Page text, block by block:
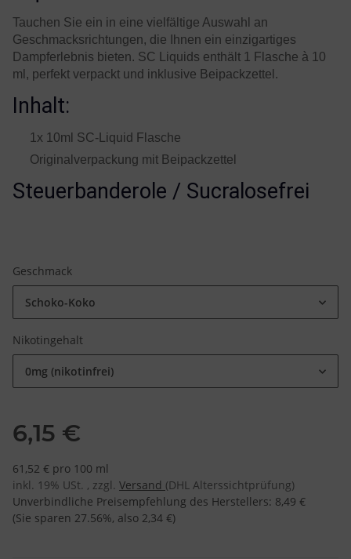
Tauchen Sie ein in eine vielfältige Auswahl an
Geschmacksrichtungen, die Ihnen ein einzigartiges
Dampferlebnis bieten. SC Liquids enthält 1 Flasche à 10
ml, perfekt verpackt und inklusive Beipackzettel.
Inhalt:
1x 10ml SC-Liquid Flasche
Originalverpackung mit Beipackzettel
Steuerbanderole / Sucralosefrei
Geschmack
Schoko-Koko
Nikotingehalt
0mg (nikotinfrei)
6,15 €
61,52 € pro 100 ml
inkl. 19% USt. , zzgl. Versand (DHL Alterssichtprüfung)
Unverbindliche Preisempfehlung des Herstellers: 8,49 €
(Sie sparen 27.56%, also 2,34 €)